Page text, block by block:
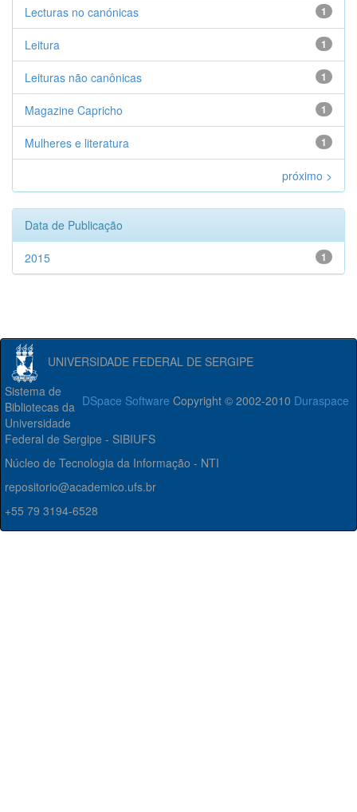
1
Lecturas no canónicas
1
Leitura
1
Leituras não canônicas
1
Magazine Capricho
1
Mulheres e literatura
próximo >
Data de Publicação
1
2015
UNIVERSIDADE FEDERAL DE SERGIPE
DSpace Software Copyright © 2002-2010 Duraspace
Sistema de
Bibliotecas da
Universidade
Federal de Sergipe - SIBIUFS
Núcleo de Tecnologia da Informação - NTI
repositorio@academico.ufs.br
+55 79 3194-6528